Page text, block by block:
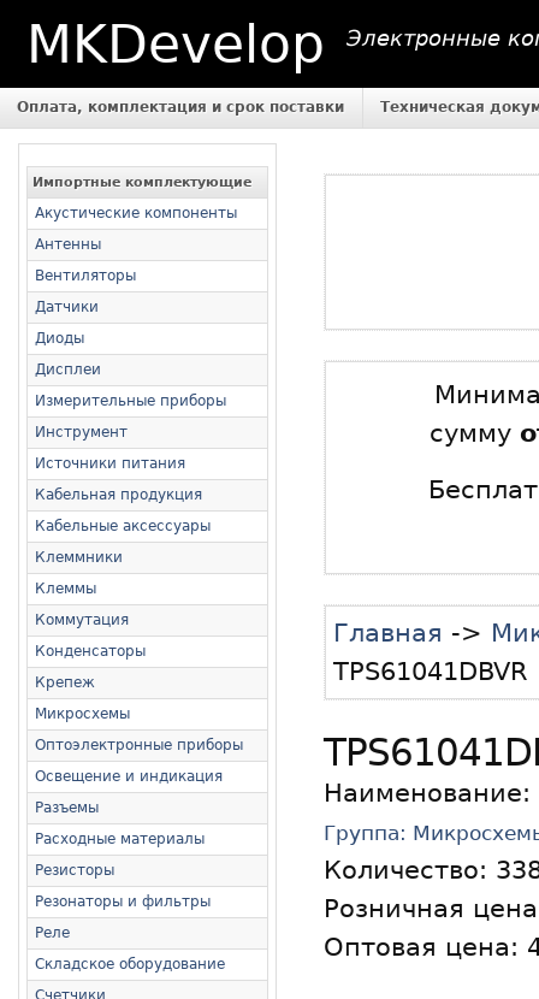
MKDevelop Электронные
Оплата, комплектация и срок поставки Техническая
Импортные комплектующие
Акустические компоненты
Антенны
Вентиляторы
Датчики
Диоды
Дисплеи
Измерительные приборы
Инструмент
Источники питания
Кабельная продукция
Кабельные аксессуары
Клеммники
Клеммы
Коммутация
Конденсаторы
Крепеж
Микросхемы
Оптоэлектронные приборы
Освещение и индикация
Разъемы
Расходные материалы
Резисторы
Резонаторы и фильтры
Реле
Складское оборудование
Счетчики
сумму
Главная ->
TPS61041DBVR
Наименование:
Группа:
Количество:
Розничная
Оптовая цена: